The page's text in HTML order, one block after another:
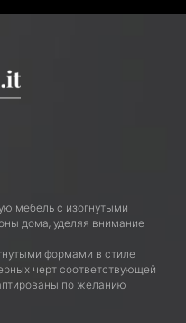
мебель с изогнутыми
дома, уделяя внимание
формами в стиле
черт соответствующей
по желанию